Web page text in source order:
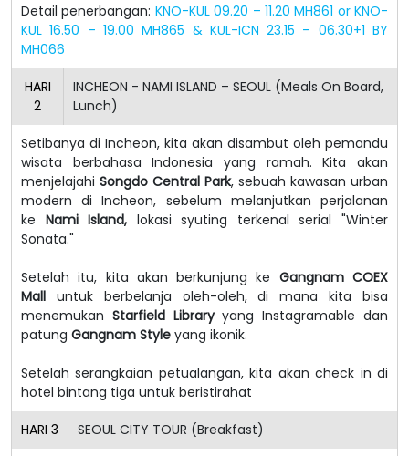
Detail penerbangan: KNO-KUL 09.20 – 11.20 MH861 or KNO-
KUL 16.50 – 19.00 MH865 & KUL-ICN 23.15 – 06.30+1 BY
MH066
HARI
2
INCHEON - NAMI ISLAND – SEOUL (Meals On Board,
Lunch)
Setibanya di Incheon, kita akan disambut oleh pemandu
wisata berbahasa Indonesia yang ramah.Kita akan
menjelajahi Songdo Central Park, sebuah kawasan urban
modern di Incheon, sebelum melanjutkan perjalanan
ke Nami Island, lokasi syuting terkenal serial "Winter
Sonata."
Setelah itu, kita akan berkunjung ke Gangnam COEX
Mall untuk berbelanja oleh-oleh, di mana kita bisa
menemukan Starfield Libraryyang Instagramable dan
patung Gangnam Style yang ikonik.
Setelah serangkaian petualangan, kita akan check in di
hotel bintang tiga untuk beristirahat
HARI 3 SEOUL CITY TOUR (Breakfast)